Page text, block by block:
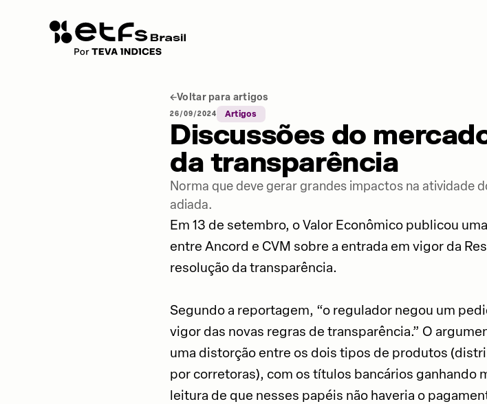
Voltar para artigos
26/09/2024 Artigos
Discussões do
da transparência
Norma que deve gerar grandes impactos na atividade
adiada.
Em 13 de setembro, o Valor Econômico publicou
entre Ancord e CVM sobre a entrada em vigor da
resolução da transparência.
Segundo a reportagem, “o regulador negou um
vigor das novas regras de transparência.” O
uma distorção entre os dois tipos de produtos
por corretoras), com os títulos bancários ganhando
leitura de que nesses papéis não haveria o